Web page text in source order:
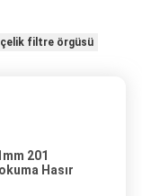
çelik filtre örgüsü
201
Hasır